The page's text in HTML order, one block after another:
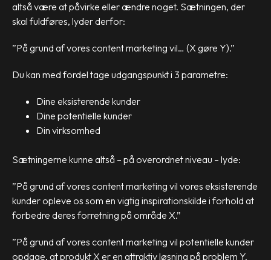
altså være at påvirke eller ændre noget. Sætningen, der
skal fuldføres, lyder derfor:
”På grund af vores content marketing vil… (X gøre Y).”
Du kan med fordel tage udgangspunkt i 3 parametre:
Dine eksisterende kunder
Dine potentielle kunder
Din virksomhed
Sætningerne kunne altså – på overordnet niveau – lyde:
”På grund af vores content marketing vil vores eksisterende
kunder opleve os som en vigtig inspirationskilde i forhold at
forbedre deres forretning på område X.”
”På grund af vores content marketing vil potentielle kunder
opdage, at produkt X er en attraktiv løsning på problem Y.